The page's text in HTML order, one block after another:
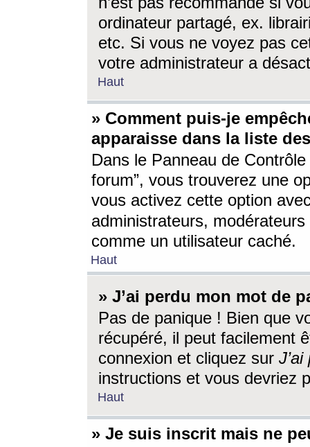
ordinateur partagé, ex.
etc. Si vous ne voyez pas
votre administrateur a
Haut
» Comment puis-je
apparaisse dans la liste
Dans le Panneau de
forum”, vous trouverez une
vous activez cette option
administrateurs,
comme un utilisateur caché.
Haut
» J’ai perdu mon mot de
Pas de panique ! Bien que
récupéré, il peut facilement
connexion et cliquez sur
instructions et vous devriez
Haut
» Je suis inscrit mais ne